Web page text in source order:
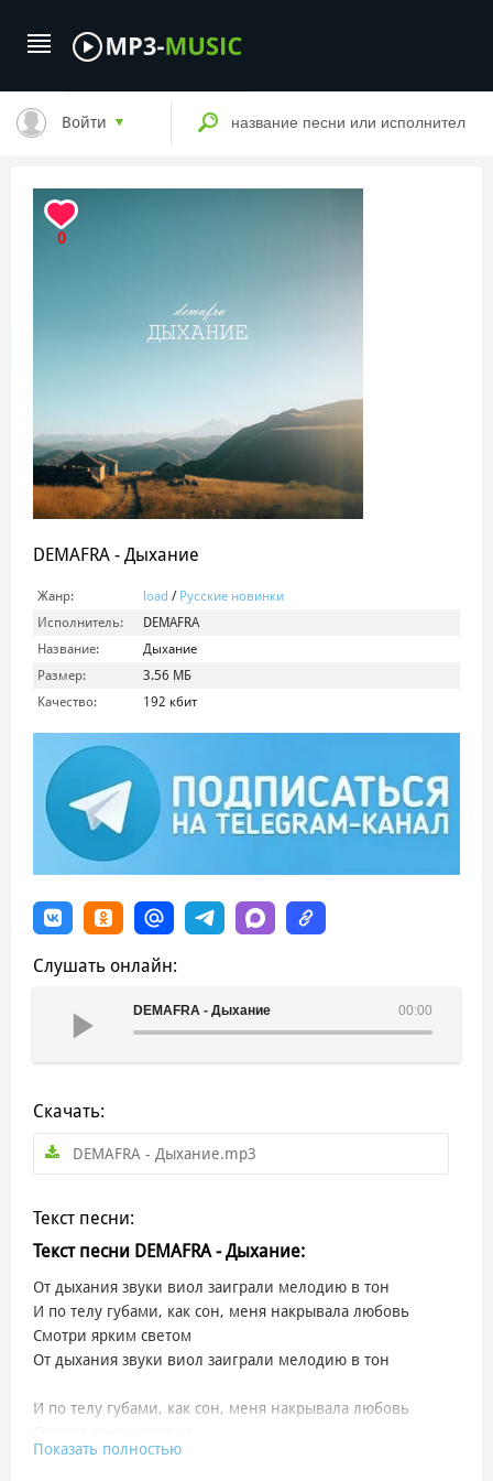
Войти
0
DEMAFRA - Дыхание
Жанр: load / Русские новинки
Исполнитель:
DEMAFRA
Название:
Дыхание
Размер:
3.56 МБ
Качество:
192 кбит
Слушать онлайн:
00:00
DEMAFRA - Дыхание
Скачать:
DEMAFRA - Дыхание.mp3
Текст песни:
Текст песни DEMAFRA - Дыхание:
От дыхания звуки виол заиграли мелодию в тон
И по телу губами, как сон, меня накрывала любовь
Смотри ярким светом
От дыхания звуки виол заиграли мелодию в тон
И по телу губами, как сон, меня накрывала любовь
Будто набита картина на спине: Солнце из роз
Показать полностью